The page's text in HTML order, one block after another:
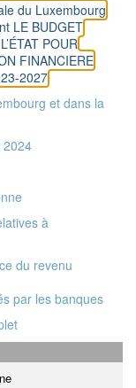
du Luxembourg
LE BUDGET
POUR
FINANCIERE
2027
et dans la
2024
à
du revenu
par les banques